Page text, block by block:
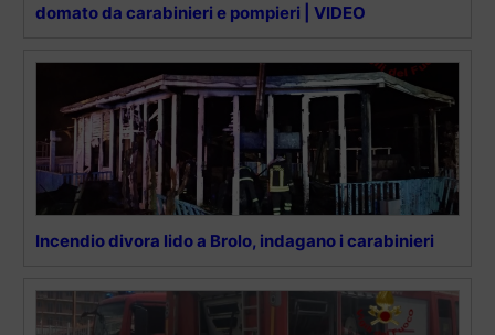
domato da carabinieri e pompieri | VIDEO
Incendio divora lido a Brolo, indagano i carabinieri